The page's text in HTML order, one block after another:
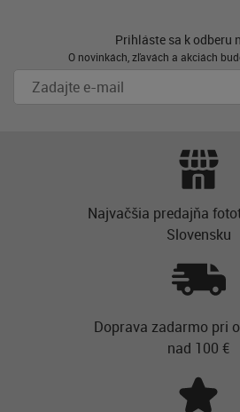
Prihláste sa k odberu
O novinkách, zľavách a akciách
Najvačšia predajňa
Slovensku
Doprava zadarmo pri
nad 100 €